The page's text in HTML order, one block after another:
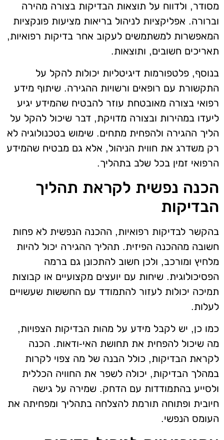
מסודר, ולדווח על תוצאות הבדיקות בצורה מהירה
וברורה. אפליקציות לניהול בריאות מציעות פונקציות
המאפשרות למשתמשים לעקוב אחר בדיקות רפואיות,
תאריכים חשובים, ותוצאות.
בנוסף, פלטפורמות דיגיטליות יכולות להקל על
התקשורת עם רופאים ורשויות ההגירה. שיתוף מידע
רפואי בצורה מאובטחת עוזר להבטיח שהמידע יגיע
ליעדו במהירות ובצורה מדויקת, דבר שיכול להקל על
הליך ההגירה ולהפחית מתחים. שימוש בטכנולוגיה לא
רק משדרג את חווית הניהול, אלא גם מבטיח שהמידע
הרפואי זמין בכל שלב בתהליך.
הכנה נפשית לקראת תהליך
הבדיקות
בהקשר לבדיקות רפואיות, ההכנה הנפשית לא פחות
חשובה מההכנה הפיזית. תהליך ההגירה יכול להיות
מלחיץ ומורכב, ולכן חשוב להתכונן גם ברמה
הפסיכולוגית. שיחות עם יועצים מקצועיים או קבוצות
תמיכה יכולות לעזור להתמודד עם החששות שעשויים
לעלות.
כמו כן, יש לקבל מידע על מהות הבדיקות הצפויות,
מה שיכול להפחית את תחושת האי-ודאות. הכנה
לקראת הבדיקות, כולל הבנה של מה צפוי לקרות
במהלך הבדיקות, יכולה לשפר את החוויה הכללית
ולסייע בהתמודדות עם הדחק. שמירה על גישה
חיובית ופתוחה תורמת להצלחה בתהליך ומפחיתה את
העומס הנפשי.